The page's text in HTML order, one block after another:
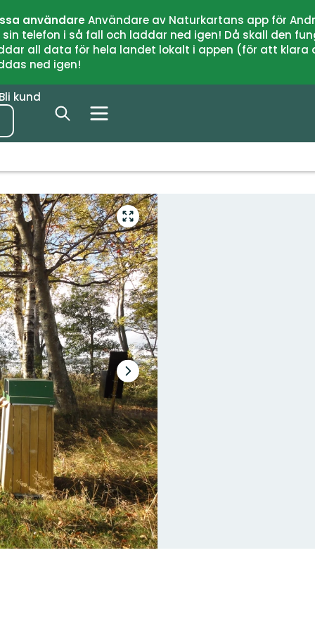
användareAnvändare av Naturkartans app för
telefon i så fall och laddar ned igen! Då skall den
all data för hela landet lokalt i appen (för att
ned igen!
Bli kund
Gå
till
helskärmsläge
Nästa
bildspel